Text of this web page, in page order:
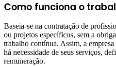
Como funciona o
Baseia-se na contratação de
ou projetos específicos, sem a
trabalho contínua. Assim, a
há necessidade de seus serviços,
remuneração.